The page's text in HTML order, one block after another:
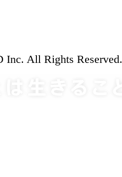
All Rights Reserved.